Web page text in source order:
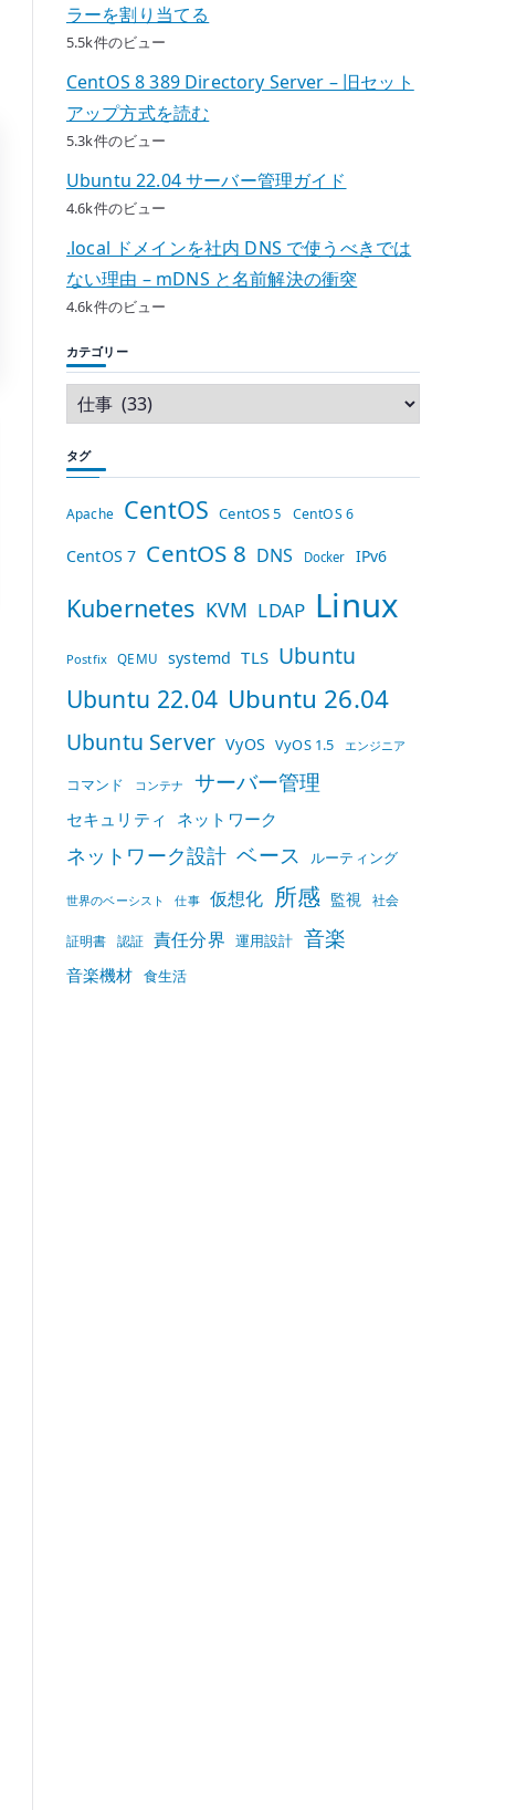
ラーを割り当てる
5.5k件のビュー
CentOS 8 389 Directory Server – 旧セット
アップ方式を読む
5.3k件のビュー
Ubuntu 22.04 サーバー管理ガイド
4.6k件のビュー
.local ドメインを社内 DNS で使うべきでは
ない理由 – mDNS と名前解決の衝突
4.6k件のビュー
カテゴリー
タグ
Apache CentOS CentOS 5 CentOS 6
CentOS 7 CentOS 8 DNS Docker IPv6
Kubernetes KVM LDAP Linux
Postfix QEMU systemd TLS Ubuntu
Ubuntu 22.04 Ubuntu 26.04
Ubuntu Server VyOS VyOS 1.5 エンジニア
コマンド コンテナ サーバー管理
セキュリティ ネットワーク
ネットワーク設計 ベース ルーティング
世界のベーシスト 仕事 仮想化 所感 監視 社会
証明書 認証 責任分界 運用設計 音楽
音楽機材 食生活